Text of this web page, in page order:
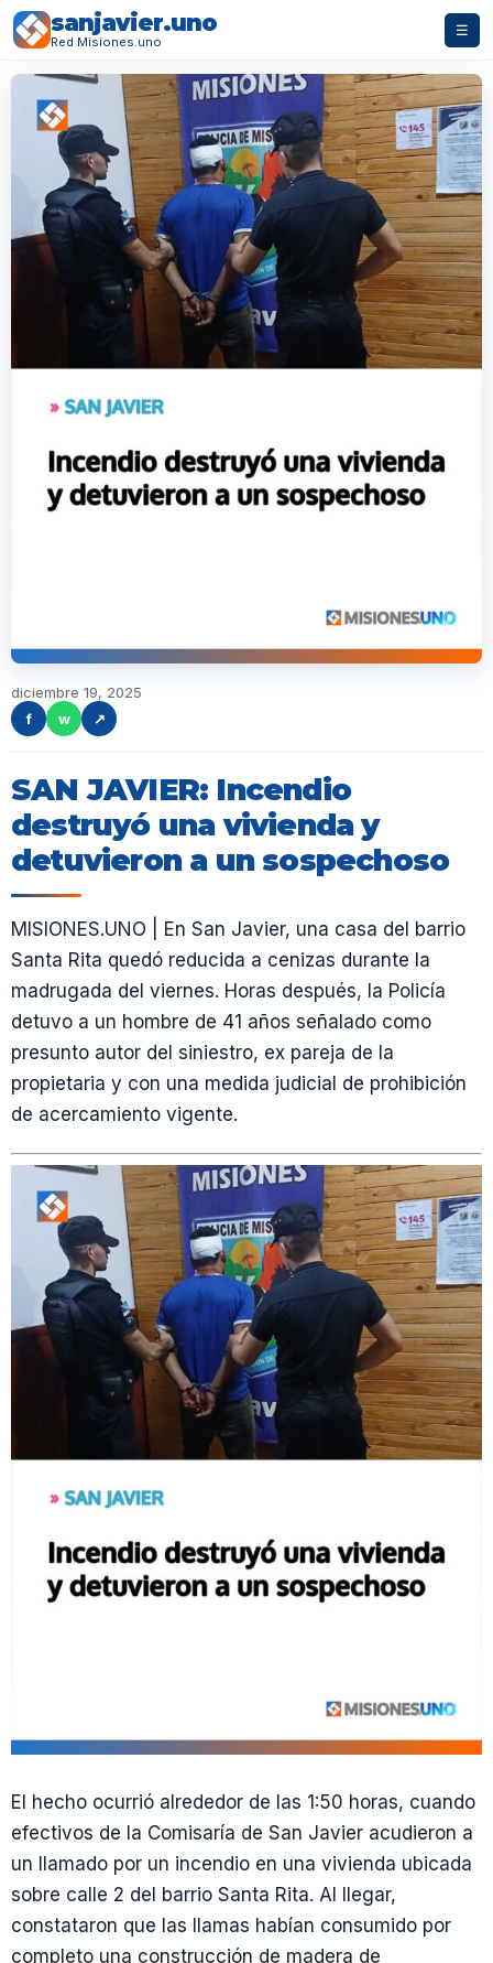
sanjavier.uno
Red Misiones.uno
☰
diciembre 19, 2025
f
w ↗
SAN JAVIER: Incendio
destruyó una vivienda y
detuvieron a un sospechoso
MISIONES.UNO | En San Javier, una casa del barrio
Santa Rita quedó reducida a cenizas durante la
madrugada del viernes. Horas después, la Policía
detuvo a un hombre de 41 años señalado como
presunto autor del siniestro, ex pareja de la
propietaria y con una medida judicial de prohibición
de acercamiento vigente.
El hecho ocurrió alrededor de las 1:50 horas, cuando
efectivos de la Comisaría de San Javier acudieron a
un llamado por un incendio en una vivienda ubicada
sobre calle 2 del barrio Santa Rita. Al llegar,
constataron que las llamas habían consumido por
completo una construcción de madera de